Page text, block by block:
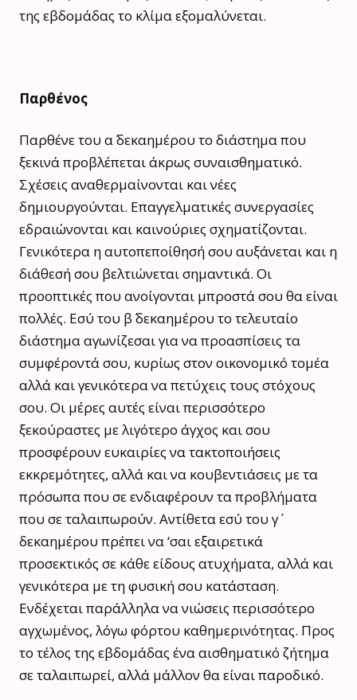
της εβδομάδας το κλίμα εξομαλύνεται.
Παρθένος
Παρθένε του α΄ δεκαημέρου το διάστημα που
ξεκινά προβλέπεται άκρως συναισθηματικό.
Σχέσεις αναθερμαίνονται και νέες
δημιουργούνται. Επαγγελματικές συνεργασίες
εδραιώνονται και καινούριες σχηματίζονται.
Γενικότερα η αυτοπεποίθησή σου αυξάνεται και η
διάθεσή σου βελτιώνεται σημαντικά. Οι
προοπτικές που ανοίγονται μπροστά σου θα είναι
πολλές. Εσύ του β΄ δεκαημέρου το τελευταίο
διάστημα αγωνίζεσαι για να προασπίσεις τα
συμφέροντά σου, κυρίως στον οικονομικό τομέα
αλλά και γενικότερα να πετύχεις τους στόχους
σου. Οι μέρες αυτές είναι περισσότερο
ξεκούραστες με λιγότερο άγχος και σου
προσφέρουν ευκαιρίες να τακτοποιήσεις
εκκρεμότητες, αλλά και να κουβεντιάσεις με τα
πρόσωπα που σε ενδιαφέρουν τα προβλήματα
που σε ταλαιπωρούν. Αντίθετα εσύ του γ΄
δεκαημέρου πρέπει να ‘σαι εξαιρετικά
προσεκτικός σε κάθε είδους ατυχήματα, αλλά και
γενικότερα με τη φυσική σου κατάσταση.
Ενδέχεται παράλληλα να νιώσεις περισσότερο
αγχωμένος, λόγω φόρτου καθημερινότητας. Προς
το τέλος της εβδομάδας ένα αισθηματικό ζήτημα
σε ταλαιπωρεί, αλλά μάλλον θα είναι παροδικό.